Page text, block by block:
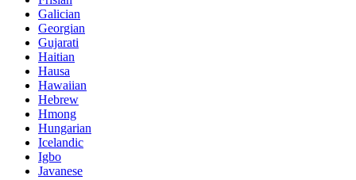
Galician
Georgian
Gujarati
Haitian
Hausa
Hawaiian
Hebrew
Hmong
Hungarian
Icelandic
Igbo
Javanese